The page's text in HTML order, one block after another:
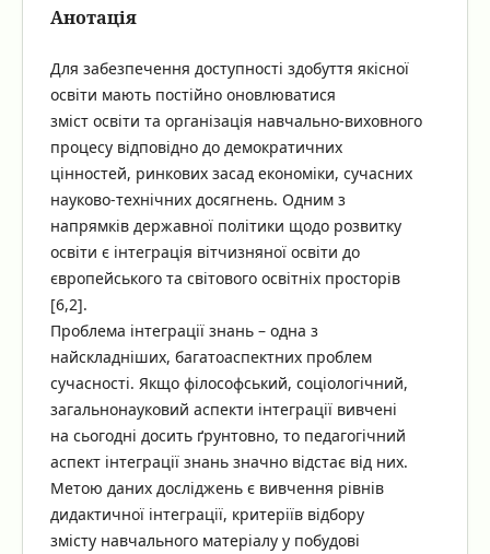
Анотація
Для забезпечення доступності здобуття якісної
освіти мають постійно оновлюватися
зміст освіти та організація навчально-виховного
процесу відповідно до демократичних
цінностей, ринкових засад економіки, сучасних
науково-технічних досягнень. Одним з
напрямків державної політики щодо розвитку
освіти є інтеграція вітчизняної освіти до
європейського та світового освітніх просторів
[6,2].
Проблема інтеграції знань – одна з
найскладніших, багатоаспектних проблем
сучасності. Якщо філософський, соціологічний,
загальнонауковий аспекти інтеграції вивчені
на сьогодні досить ґрунтовно, то педагогічний
аспект інтеграції знань значно відстає від них.
Метою даних досліджень є вивчення рівнів
дидактичної інтеграції, критеріїв відбору
змісту навчального матеріалу у побудові